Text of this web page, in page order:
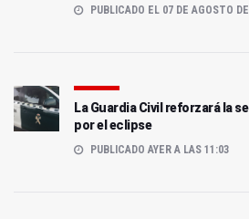
PUBLICADO EL 07 DE AGOSTO
La Guardia Civil reforzará la
por el eclipse
PUBLICADO AYER A LAS 11:03